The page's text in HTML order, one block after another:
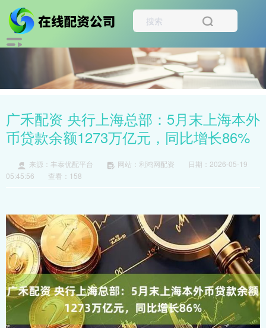
广禾配资 央行上海总部：5月末上海本外
币贷款余额1273万亿元，同比增长86%
来源：丰泰优配平台 网站：利鸿网配资
日期：2026-05-19
05:45:56
查看：158